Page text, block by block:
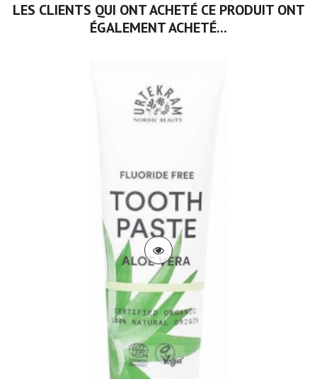
LES CLIENTS QUI ONT ACHETÉ CE PRODUIT ONT
ÉGALEMENT ACHETÉ...